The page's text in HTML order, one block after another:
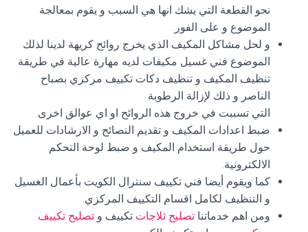
نحو القطعة التي يشك انها هي السبب و يقوم بمعالجة
الموضوع و على الفور.
و لحل مشاكل المكيف الذي يخرج روائح كريهة لدينا لذلك
الموضوع فني غسيل مكيفات لديه مهارة عالية في طريقة
تنظيف المكيف و تنظيف دكات تكييف مركزي بصباح
الناصر و ذلك لإزالة الرطوبة
التي تسببت في خروج هذه الروائح او اي عوالق اخرى.
ضبط اعدادات المكيف و تقديم النصائح و الارشادات للعميل
حول طريقة استخدام المكيف و ضبط لوحة التحكم
الالكترونية.
كما ويقوم أيضا فني تكييف سنترال الكويت بأعمال الغسيل
و التنظيف لكامل اقسام التكييف المركزي.
ومن اهم خدماتنا تصليح ثلاجات تكييف و تصليح تكييف